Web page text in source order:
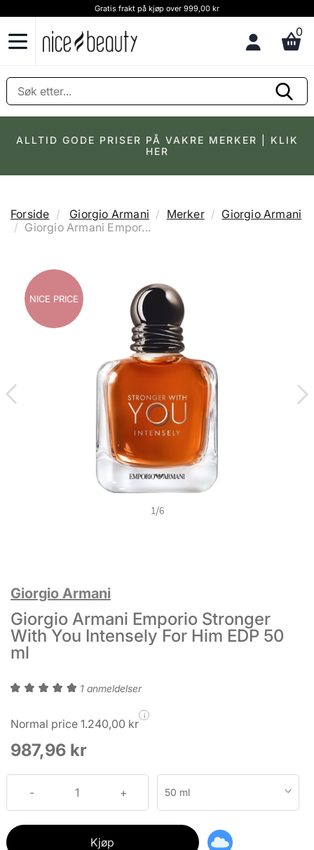
Gratis frakt på kjøp over 999,00 kr
0
ALLTID GODE PRISER PÅ VAKRE MERKER | KLIK
HER
Forside Giorgio Armani Merker
Giorgio Armani
Giorgio Armani Empor...
NICE PRICE
NICE PRICE
NICE PRICE
NICE PRICE
NICE PRICE
NICE PRICE
1/6
Giorgio Armani
Giorgio Armani Emporio Stronger
With You Intensely For Him EDP 50
ml
1 anmeldelser
Normal price 1.240,00 kr
i
987,96 kr
50 ml
Kjøp